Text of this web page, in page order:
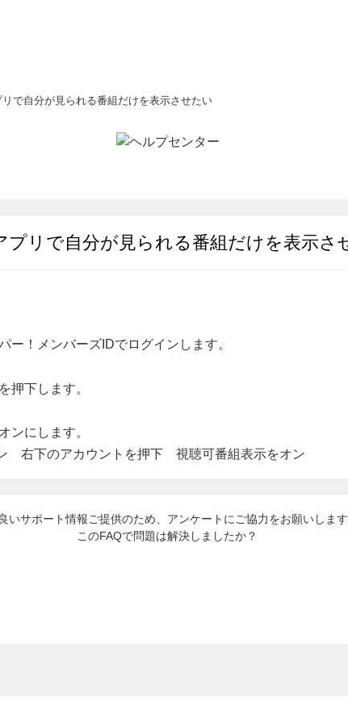
で自分が見られる番組だけを表示させたい
プリで自分が見られる番組だけを表示さ
ー！メンバーズIDでログインします。
押下します。
ンにします。
いサポート情報ご提供のため、アンケートにご協力をお願いしま
このFAQで問題は解決しましたか？